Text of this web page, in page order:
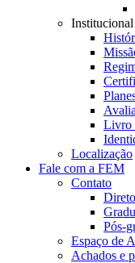
Institucional
Livro
Localização
Fale com a FEM
Contato
Pós-
Espaço de
Achados e